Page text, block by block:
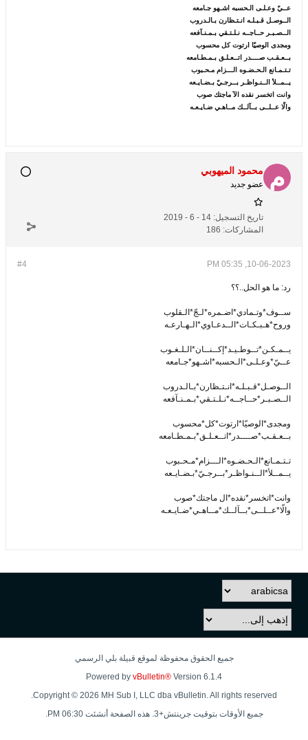
عــيّ وعـلـى الـحسبه اشـهو جـامعه
الــوصـل قـبـلـه انـتـظارن بـالـدروب
الــصـبـر حــاجــه نـلـتـقي بـمـنـآفعه
ومجدى الوصيّا ارتوت كل محسوب
بــعـقـب صــــدر اتــعـلـق بـمـطـامعه
تـتـمـانع الـحـضـوه الـــزام مـحـبوب
يــمــلأ الــنـواظـر بــرجـيّ بـضـايـعه
وانت اتخسر نقده الآ ماجتك صوب
والّا عــلــى بــآلــك مــاهـي ضـايـعـه
محمود الميهوبي
عضو جديد
تاريخ التسجيل: 14 - 6 - 2019
المشاركات: 186
#4 10-06-2023, 05:35 PM
رد: ما هو الحل..؟؟
ســوف*وتـمادي*اضـمره*لـجّ*الـقلوب
وروح*هـبـكـات*الــدعـاوي*الـهـارعـه
يــمـكـن*تــوطـيـد*إكــنــان*الـلـغـوب
عــيّ*وعـلـى*الـحسبه*اشـهو*جـامعه
الــوصـل*قـبـلـه*انـتـظارن*بـالـدروب
الــصـبـر*حــاجــه*نـلـتـقي*بـمـنـآفعه
ومجدى*الوصيّا*ارتوت*كل*محسوب
بــعـقـب*صــــدر*اتــعـلـق*بـمـطـامعه
تـتـمـانع*الـحـضـوه*الـــزام*مـحـبوب
يــمــلأ*الــنـواظـر*بــرجـيّ*بـضـايـعه
وانت*اتخسر*نقده*ال ماجتك*صوب
والّا*عــلــى*بــآلــك*مــاهـي*ضـايـعـه
جميع الحقوق محفوظة لموقع قبيلة بلي الرسمي
Powered by vBulletin® Version 6.1.4
Copyright © 2026 MH Sub I, LLC dba vBulletin. All rights reserved.
جميع الأوقات بتوقيت جرينتش+3. هذه الصفحة أنشئت 06:30 PM.